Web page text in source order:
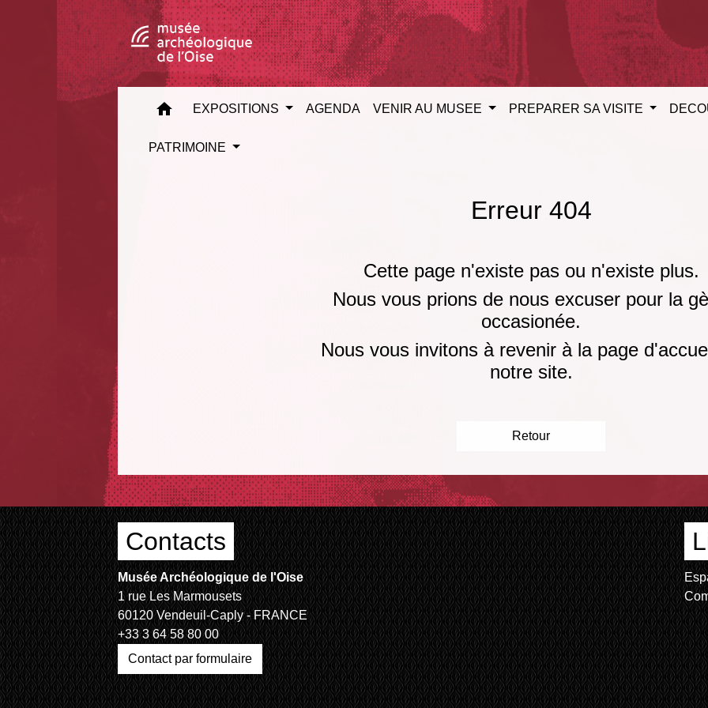
home EXPOSITIONS AGENDA VENIR AU MUSEE PREPARER SA VISITE
PATRIMOINE
Erreur 404
Cette page n'existe pas ou n'existe plus.
Nous vous prions de nous excuser pour la
occasionée.
Nous vous invitons à revenir à la page
notre site.
Retour
Contacts
Musée Archéologique de l'Oise
1 rue Les Marmousets
60120 Vendeuil-Caply - FRANCE
+33 3 64 58 80 00
Contact par formulaire